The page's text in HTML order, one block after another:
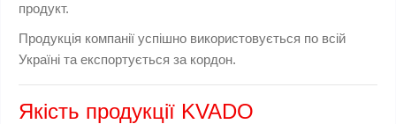
продукт.
Продукція компанії успішно використовується по всій
Україні та експортується за кордон.
Якість продукції KVADO